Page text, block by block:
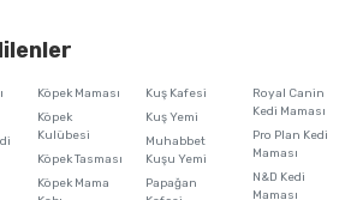
veya görüntülenemiyor.
bilgiler bulunuyor.
Köpek Maması
Köpek
Kulübesi
Köpek Tasması
Köpek Mama
Kuş Kafesi
Kuş Yemi
Muhabbet
Kuşu Yemi
Papağan
Royal Canin
Kedi Maması
Pro Plan Kedi
Maması
N&D Kedi
Maması